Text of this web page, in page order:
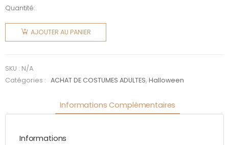
Quantité:
quantité
de Clown
terreur
AJOUTER AU PANIER
SKU : N/A
Catégories :
ACHAT DE COSTUMES ADULTES,Halloween
Informations Complémentaires
Informations